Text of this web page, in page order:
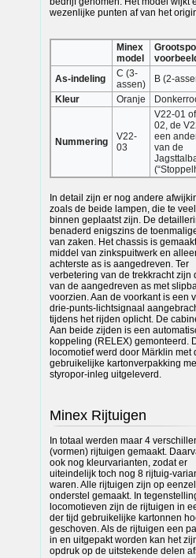
wezenlijke punten af van het
Minex
model
As-indeling
C (3-
assen)
B (2-
Kleur
Oranje
Nummering
V22-
03
V22-01
02, de
een
van de
In detail zijn er nog andere
zoals de beide lampen, die te
binnen geplaatst zijn. De
benaderd enigszins de
van zaken. Het chassis is
middel van zinkspuitwerk en
achterste as is aangedreven. Ter
verbetering van de trekkracht zijn
van de aangedreven as met
voorzien. Aan de voorkant is een
drie-punts-lichtsignaal
tijdens het rijden oplicht. De
Aan beide zijden is een
koppeling (RELEX) gemonteerd.
locomotief werd door Märklin met
gebruikelijke kartonverpakking
styropor-inleg uitgeleverd.
Minex Rijtuigen
In totaal werden maar 4
(vormen) rijtuigen gemaakt.
ook nog kleurvarianten, zodat er
uiteindelijk toch nog 8 rijtuig-
waren. Alle rijtuigen zijn op
onderstel gemaakt. In
locomotieven zijn de rijtuigen in
der tijd gebruikelijke kartonnen
geschoven. Als de rijtuigen een
in en uitgepakt worden kan het
opdruk op de uitstekende delen